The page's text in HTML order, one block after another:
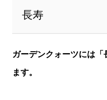
長寿
ガーデンクォーツには「
ます。